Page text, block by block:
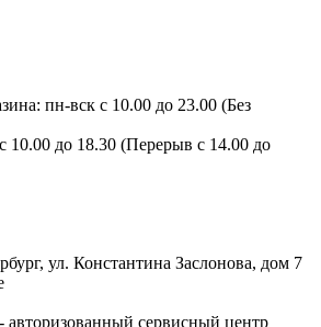
пн-вск с 10.00 до 23.00 (Без
10.00 до 18.30 (Перерыв с 14.00 до
ул. Константина Заслонова, дом 7
сервисный центр